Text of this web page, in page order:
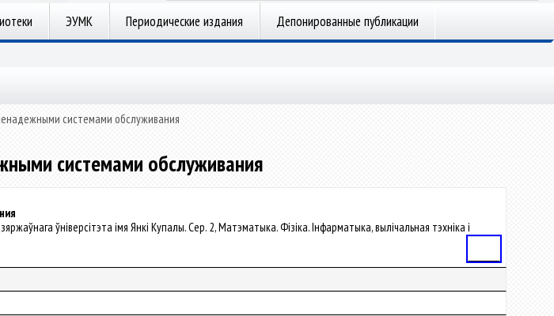
ЭУМК Периодические издания Депонированные публикации
системами обслуживания
системами обслуживания
ўніверсітэта імя Янкі Купалы. Сер. 2, Матэматыка. Фізіка. Інфарматыка, вылічальная тэхніка і